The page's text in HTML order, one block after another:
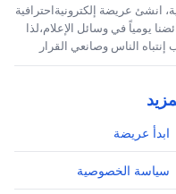
انشئ عريضة إلكترونيةاحترافية
يومياً في وسائل الإعلام،لذا
الناس وصانعي القرار
ابدأ عريضة
سياسة الخصوصية